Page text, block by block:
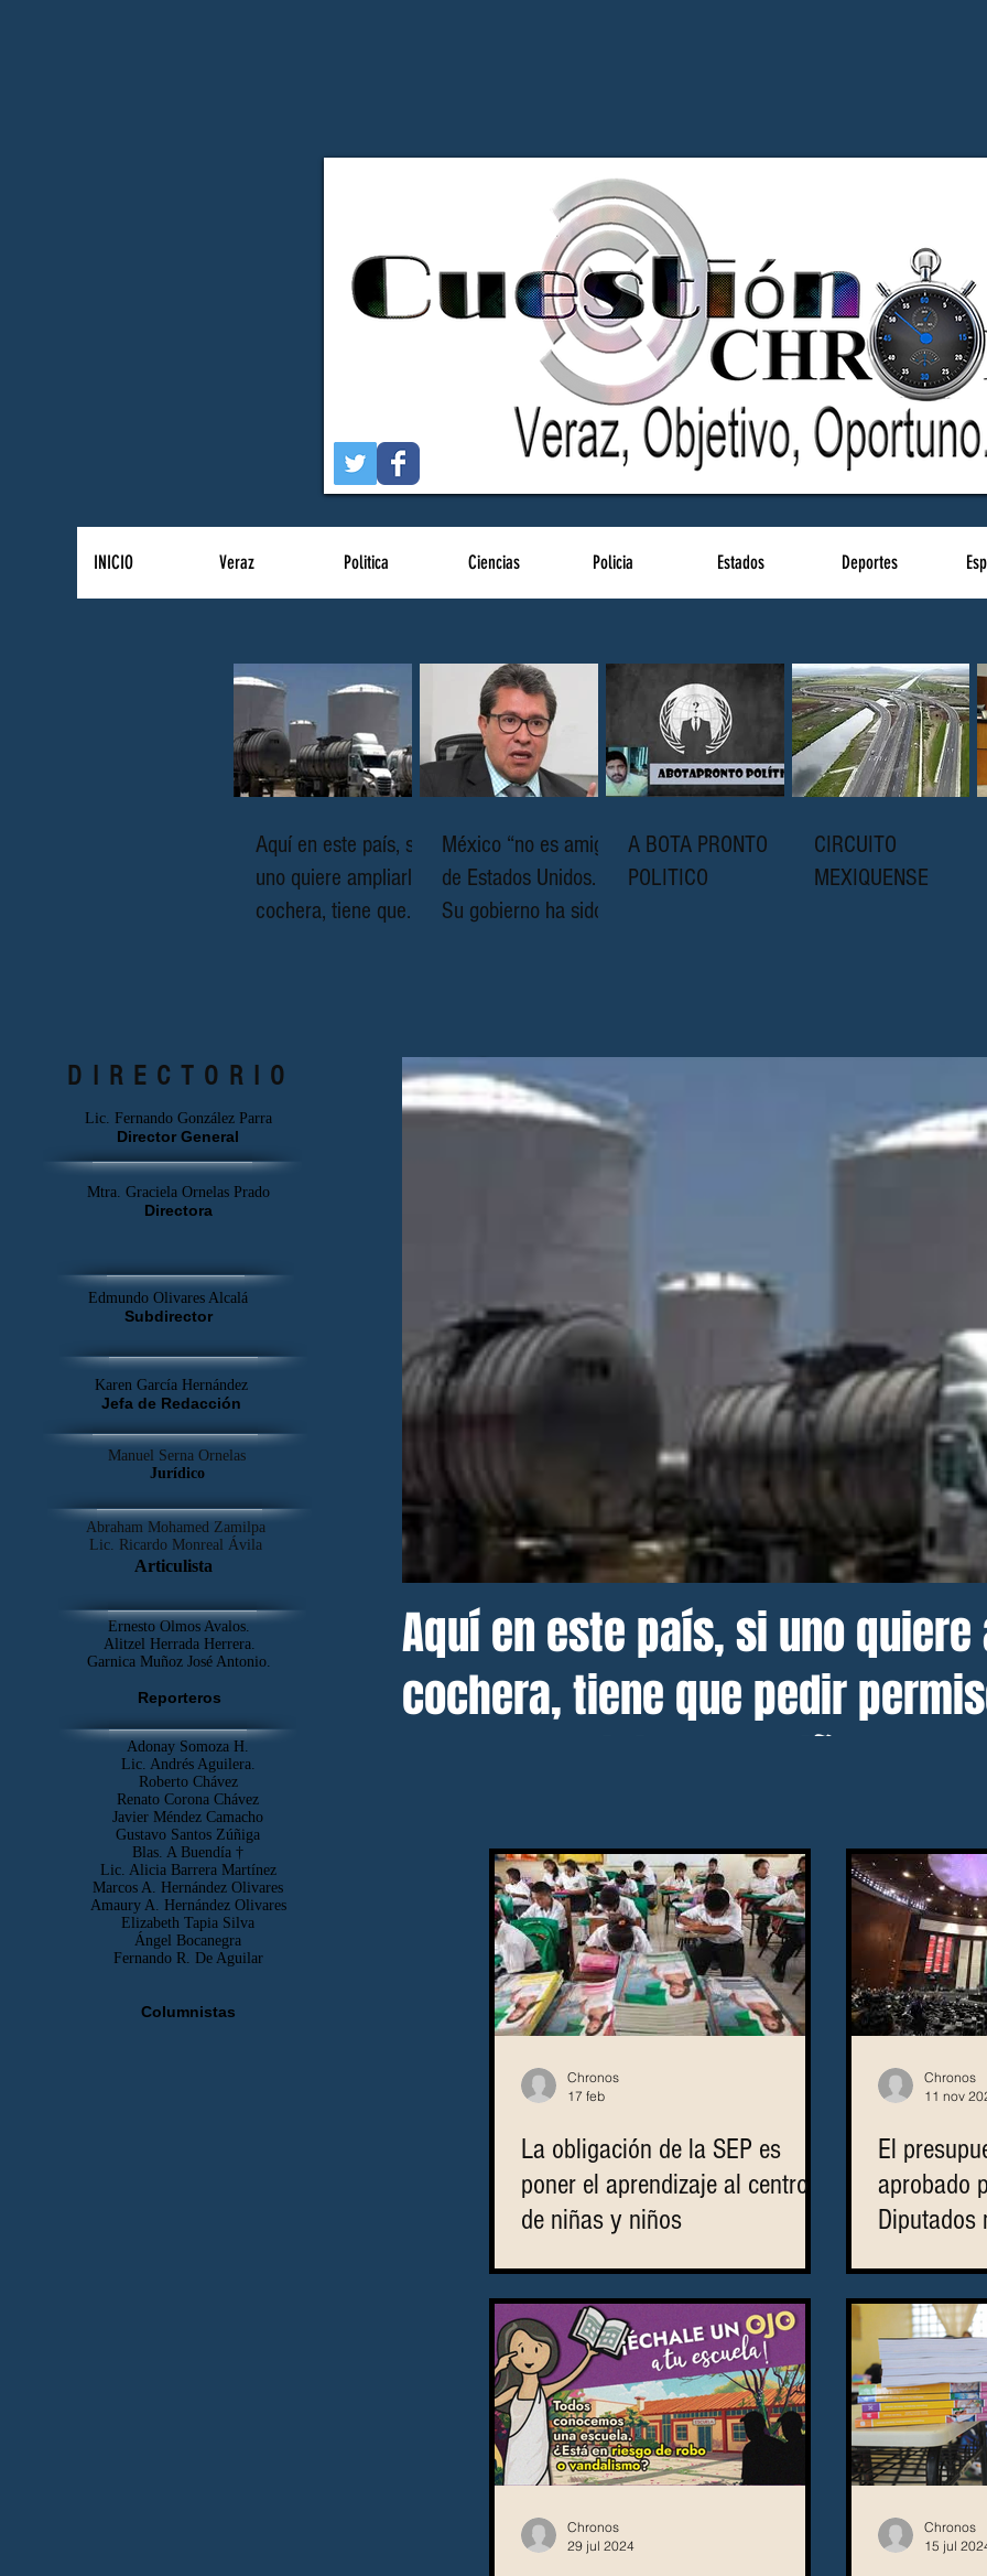
INICIO Veraz Politica Ciencias Policia Estados Deportes
Aquí en este país, si
uno quiere ampliarla
cochera, tiene que
México “no es amigo
de Estados Unidos.
Su gobierno ha sido
A BOTA PRONTO
POLITICO
CIRCUITO
MEXIQUENSE
Aquí en este país, si uno
cochera, tiene que pedir
mover el triciclo del niño.
Chronos
17 feb
La obligación de la SEP es
poner el aprendizaje al centro
de niñas y niños
Chronos
11 nov
El
aprobado
Diputados
Chronos
29 jul 2024
Chronos
15 jul
DIRECTORIO
Lic. Fernando González Parra
Director General
Mtra. Graciela Ornelas Prado
Directora
Edmundo Olivares Alcalá
Subdirector
Karen García Hernández
Jefa de Redacción
Manuel Serna Ornelas
Jurídico
Abraham Mohamed Zamilpa
Lic. Ricardo Monreal Ávila
Articulista
Ernesto Olmos Avalos.
Alitzel Herrada Herrera.
Garnica Muñoz José Antonio.
Reporteros
Adonay Somoza H.
Lic. Andrés Aguilera.
Roberto Chávez
Renato Corona Chávez
Javier Méndez Camacho
Gustavo Santos Zúñiga
Blas. A Buendía †
​Lic. Alicia Barrera Martínez
Marcos A. Hernández Olivares
Amaury A. Hernández Olivares
Elizabeth Tapia Silva
Ángel Bocanegra
Fernando R. De Aguilar
Columnistas